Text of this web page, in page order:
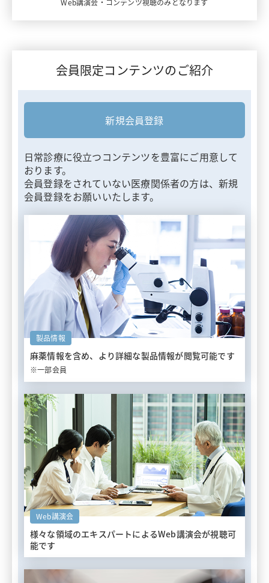
Web講演会・コンテンツ視聴のみとなります
会員限定コンテンツのご紹介
新規会員登録
日常診療に役立つコンテンツを豊富にご用意して
おります。
会員登録をされていない医療関係者の方は、新規
会員登録をお願いいたします。
製品情報
麻薬情報を含め、 より詳細な製品情報が閲覧可能です
※一部会員
Web講演会
様々な領域のエキスパートによるWeb講演会が視聴可
能です